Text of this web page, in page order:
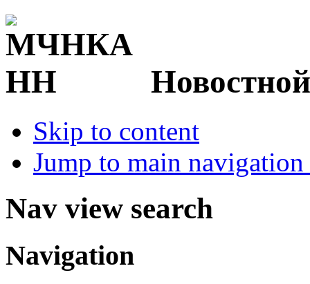
Skip to content
Jump to main
Nav view search
Navigation